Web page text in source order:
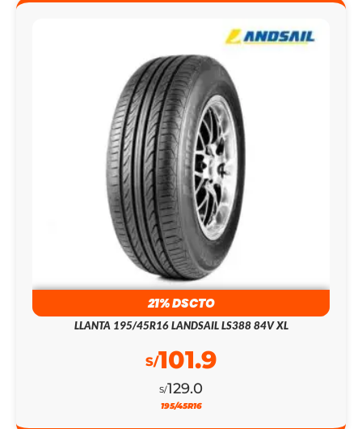
21% DSCTO
LLANTA 195/45R16 LANDSAIL LS388 84V XL
S/129.0
S/101.9
195/45R16